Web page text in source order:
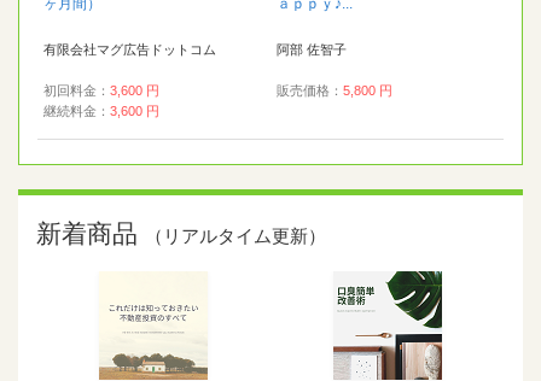
ヶ月間）
有限会社マグ広告ドットコム
初回料金： 3,600 円
継続料金： 3,600 円
ａｐｐｙ♪...
阿部 佐智子
販売価格： 5,800 円
新着商品 （リアルタイム更新）